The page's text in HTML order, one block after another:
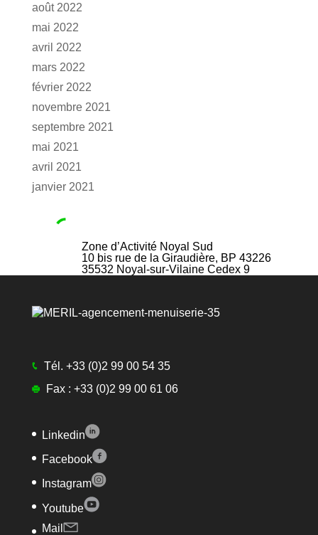
août 2022
mai 2022
avril 2022
mars 2022
février 2022
novembre 2021
septembre 2021
mai 2021
avril 2021
janvier 2021
Zone d’Activité Noyal Sud
10 bis rue de la Giraudière, BP 43226
35532 Noyal-sur-Vilaine Cedex 9
Tél. +33 (0)2 99 00 54 35
Fax : +33 (0)2 99 00 61 06
Linkedin
Facebook
Instagram
Youtube
Mail